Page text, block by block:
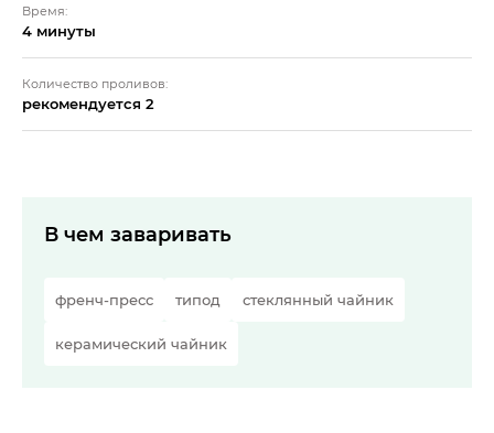
Время:
4 минуты
Количество проливов:
рекомендуется 2
В чем заваривать
френч-пресс типод стеклянный чайник
керамический чайник